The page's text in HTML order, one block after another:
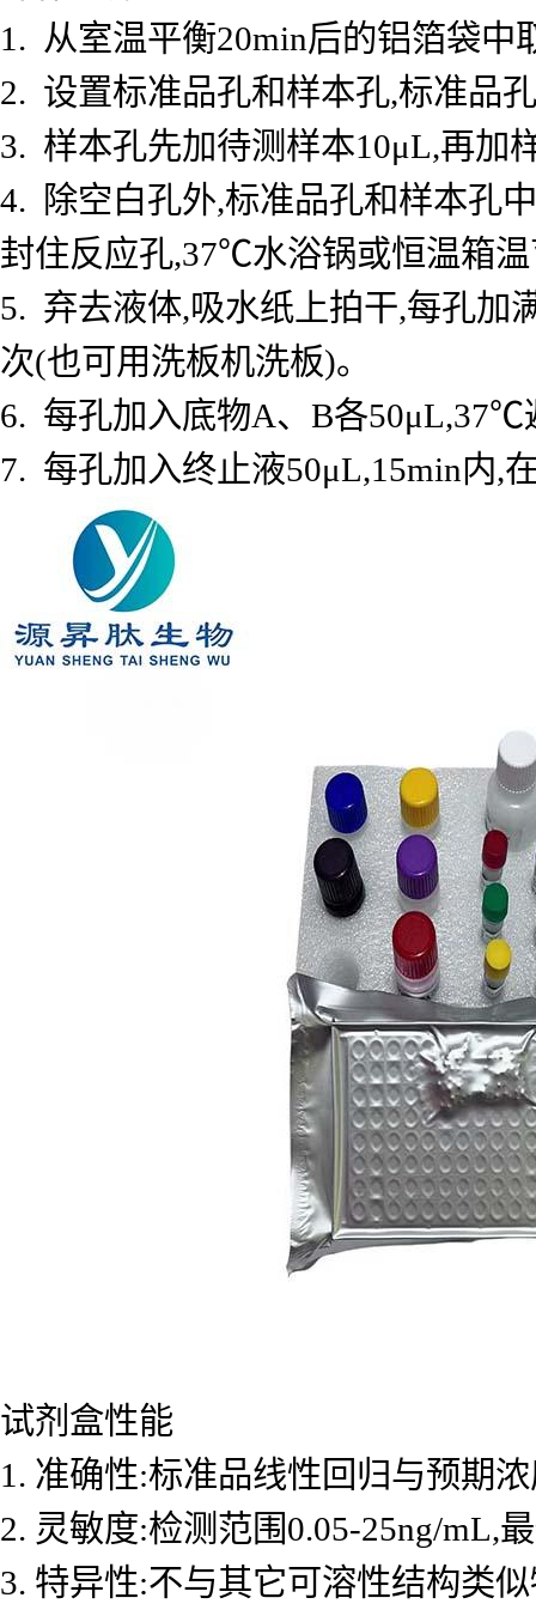
1. 从室温平衡20min后的铝箔袋
2. 设置标准品孔和样本孔,标准品
3. 样本孔先加待测样本10μL,再加
4. 除空白孔外,标准品孔和样本孔
封住反应孔,37℃水浴锅或恒温箱温
5. 弃去液体,吸水纸上拍干,每孔加
次(也可用洗板机洗板)。
6. 每孔加入底物A、B各50μL,37℃
7. 每孔加入终止液50μL,15min内,
试剂盒性能
1. 准确性:标准品线性回归与预期
2. 灵敏度:检测范围0.05-25ng/mL,
3. 特异性:不与其它可溶性结构类